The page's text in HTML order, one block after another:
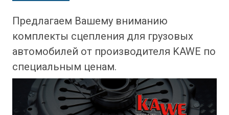
Предлагаем Вашему вниманию
комплекты сцепления для грузовых
автомобилей от производителя KAWE по
специальным ценам.